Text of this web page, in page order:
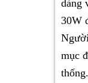
dàng
30W
mục
thống.